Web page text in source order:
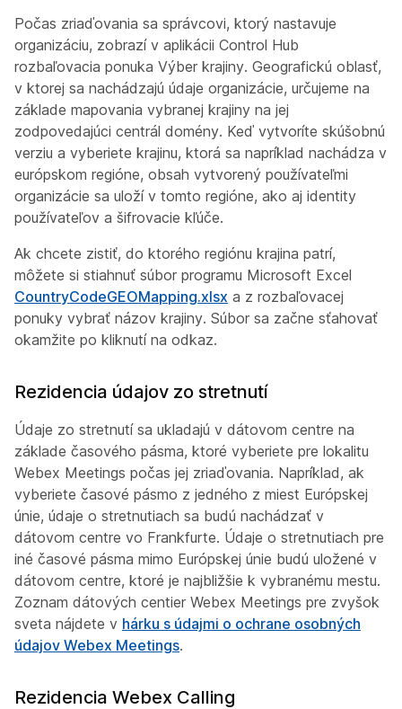
Počas zriaďovania sa správcovi, ktorý nastavuje
organizáciu, zobrazí v aplikácii Control Hub
rozbaľovacia ponuka Výber krajiny. Geografickú oblasť,
v ktorej sa nachádzajú údaje organizácie, určujeme na
základe mapovania vybranej krajiny na jej
zodpovedajúci centrál domény. Keď vytvoríte skúšobnú
verziu a vyberiete krajinu, ktorá sa napríklad nachádza v
európskom regióne, obsah vytvorený používateľmi
organizácie sa uloží v tomto regióne, ako aj identity
používateľov a šifrovacie kľúče.
Ak chcete zistiť, do ktorého regiónu krajina patrí,
môžete si stiahnuť súbor programu Microsoft Excel
CountryCodeGEOMapping.xlsx a z rozbaľovacej
ponuky vybrať názov krajiny. Súbor sa začne sťahovať
okamžite po kliknutí na odkaz.
Rezidencia údajov zo stretnutí
Údaje zo stretnutí sa ukladajú v dátovom centre na
základe časového pásma, ktoré vyberiete pre lokalitu
Webex Meetings počas jej zriaďovania. Napríklad, ak
vyberiete časové pásmo z jedného z miest Európskej
únie, údaje o stretnutiach sa budú nachádzať v
dátovom centre vo Frankfurte. Údaje o stretnutiach pre
iné časové pásma mimo Európskej únie budú uložené v
dátovom centre, ktoré je najbližšie k vybranému mestu.
Zoznam dátových centier Webex Meetings pre zvyšok
sveta nájdete v hárku s údajmi o ochrane osobných
údajov Webex Meetings.
Rezidencia Webex Calling